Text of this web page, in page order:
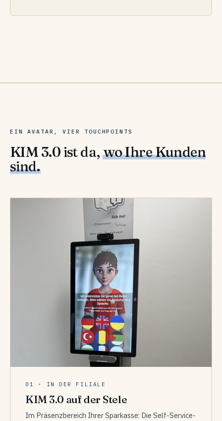
EIN AVATAR, VIER TOUCHPOINTS
KIM 3.0 ist da,wo Ihre Kunden
sind.
01 · IN DER FILIALE
KIM 3.0 auf der Stele
Im Präsenzbereich Ihrer Sparkasse: Die Self-Service-